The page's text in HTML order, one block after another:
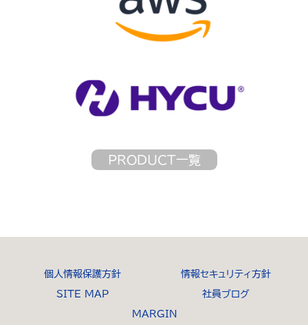
PRODUCT一覧
個人情報保護方針 情報セキュリティ方針
SITE MAP 社員ブログ
MARGIN